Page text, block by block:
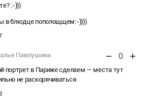
:-)))
в блюдце пополощщем:-))))
Павлушина 0
портрет в Париже сделаем — места тут
не раскорячиваться